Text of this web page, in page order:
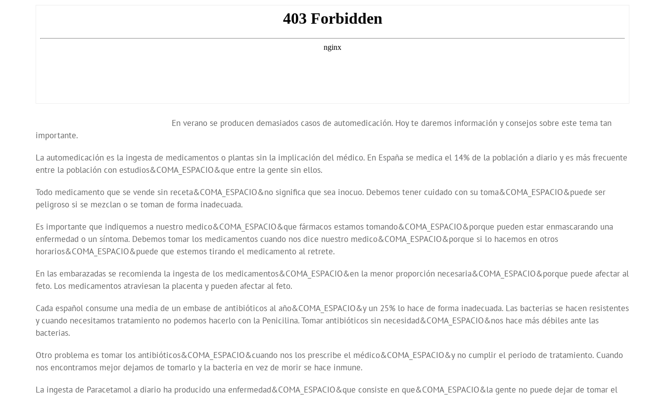
En verano se producen demasiados casos de automedicación. Hoy te daremos información y consejos sobre este tema tan
importante.
La automedicación es la ingesta de medicamentos o plantas sin la implicación del médico. En España se medica el 14% de la población a diario y es más frecuente
entre la población con estudios&COMA_ESPACIO&que entre la gente sin ellos.
Todo medicamento que se vende sin receta&COMA_ESPACIO&no significa que sea inocuo. Debemos tener cuidado con su toma&COMA_ESPACIO&puede ser
peligroso si se mezclan o se toman de forma inadecuada.
Es importante que indiquemos a nuestro medico&COMA_ESPACIO&que fármacos estamos tomando&COMA_ESPACIO&porque pueden estar enmascarando una
enfermedad o un síntoma. Debemos tomar los medicamentos cuando nos dice nuestro medico&COMA_ESPACIO&porque si lo hacemos en otros
horarios&COMA_ESPACIO&puede que estemos tirando el medicamento al retrete.
En las embarazadas se recomienda la ingesta de los medicamentos&COMA_ESPACIO&en la menor proporción necesaria&COMA_ESPACIO&porque puede afectar al
feto. Los medicamentos atraviesan la placenta y pueden afectar al feto.
Cada español consume una media de un embase de antibióticos al año&COMA_ESPACIO&y un 25% lo hace de forma inadecuada. Las bacterias se hacen resistentes
y cuando necesitamos tratamiento no podemos hacerlo con la Penicilina. Tomar antibióticos sin necesidad&COMA_ESPACIO&nos hace más débiles ante las
bacterias.
Otro problema es tomar los antibióticos&COMA_ESPACIO&cuando nos los prescribe el médico&COMA_ESPACIO&y no cumplir el periodo de tratamiento. Cuando
nos encontramos mejor dejamos de tomarlo y la bacteria en vez de morir se hace inmune.
La ingesta de Paracetamol a diario ha producido una enfermedad&COMA_ESPACIO&que consiste en que&COMA_ESPACIO&la gente no puede dejar de tomar el